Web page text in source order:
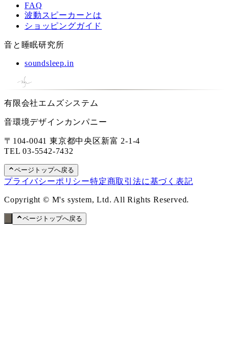
FAQ
波動スピーカーとは
ショッピングガイド
音と睡眠研究所
soundsleep.in
有限会社エムズシステム
音環境デザインカンパニー
〒104-0041 東京都中央区新富 2-1-4
TEL03-5542-7432
ページトップへ戻る
プライバシーポリシー特定商取引法に基づく表記
Copyright © M's system, Ltd. All Rights Reserved.
ページトップへ戻る